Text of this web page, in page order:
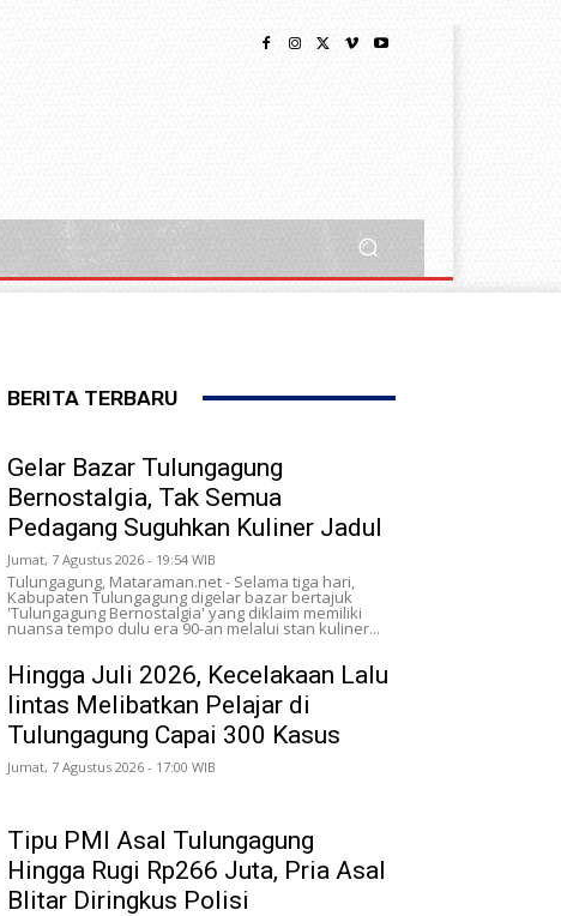
BERITA TERBARU
Gelar Bazar Tulungagung
Bernostalgia, Tak Semua
Pedagang Suguhkan Kuliner Jadul
Jumat, 7 Agustus 2026 - 19:54 WIB
Tulungagung, Mataraman.net - Selama tiga hari,
Kabupaten Tulungagung digelar bazar bertajuk
'Tulungagung Bernostalgia' yang diklaim memiliki
nuansa tempo dulu era 90-an melalui stan kuliner...
Hingga Juli 2026, Kecelakaan Lalu
lintas Melibatkan Pelajar di
Tulungagung Capai 300 Kasus
Jumat, 7 Agustus 2026 - 17:00 WIB
Tipu PMI Asal Tulungagung
Hingga Rugi Rp266 Juta, Pria Asal
Blitar Diringkus Polisi